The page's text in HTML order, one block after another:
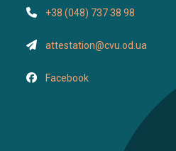
+38 (048) 737 38 98
attestation@cvu.od.ua
Facebook